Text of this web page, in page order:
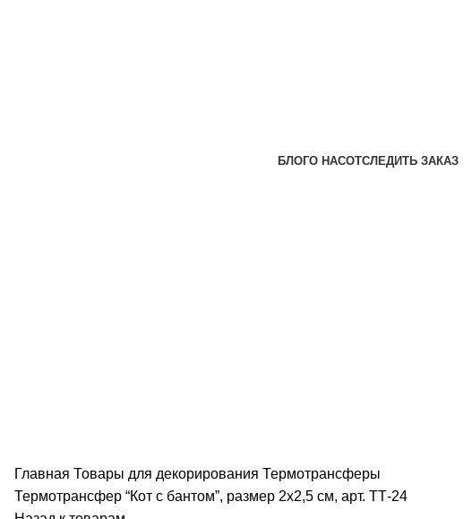
БЛОГО НАСОТСЛЕДИТЬ ЗАКАЗ
Главная Товары для декорирования Термотрансферы
Термотрансфер “Кот с бантом”, размер 2х2,5 см, арт. ТТ-24